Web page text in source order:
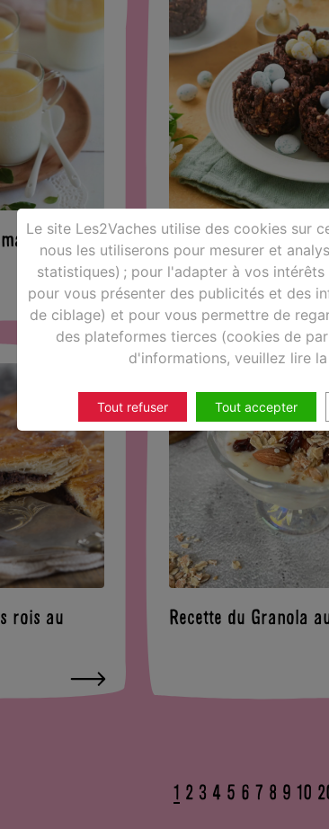
au Recette de nids de
chocolat
rois au Recette du Granola
1 2 3 4 5 6 7 8 9 10
Le site Les2Vaches utilise des cookies sur
nous les utiliserons pour mesurer et
statistiques) ; pour l'adapter à vos
pour vous présenter des publicités et des
de ciblage) et pour vous permettre de
des plateformes tierces (cookies de
d'informations, veuillez lire la
Tout refuser Tout accepter